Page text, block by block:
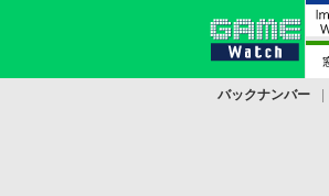
バックナンバー